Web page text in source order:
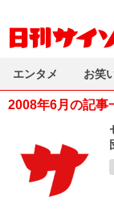
2008年6月の記事
エンタメ お笑